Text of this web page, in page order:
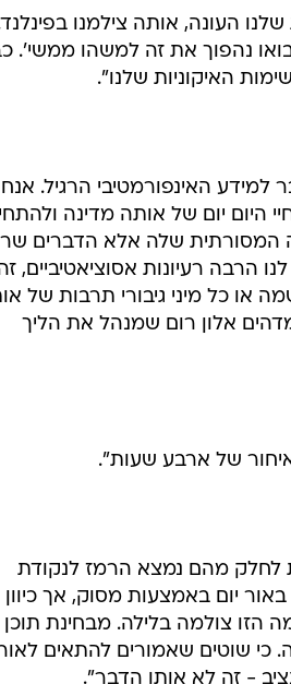
העונה, אותה צילמנו
נהפוך את זה למשהו ממשי'.
האיקוניות שלנו".
האינפורמטיבי הרגיל.
היום יום של אותה מדינה
המסורתית שלה אלא הדברים
הרבה רעיונות אסוציאטיביים,
או כל מיני גיבורי תרבות של
אלון רום שמנהל את הליך
של ארבע שעות".
לחלק מהם נמצא הרמז לנקודת
יום באמצעות מסוק, אך כיוון
צולמה בלילה. מבחינת תוכן
כי שוטים שאמורים להתאים לאור
- זה לא אותו הדבר".